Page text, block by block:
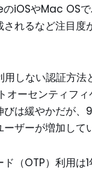
iOSやMac OS
れるなど注目
しない認証方
ーセンティフィ
は緩やかだが
ザーが増加して
（OTP）利用は